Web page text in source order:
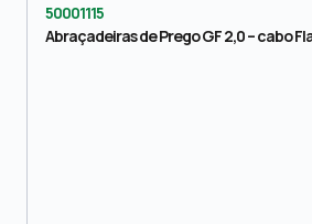
50001115
Abraçadeiras de Prego GF 2,0 – cabo